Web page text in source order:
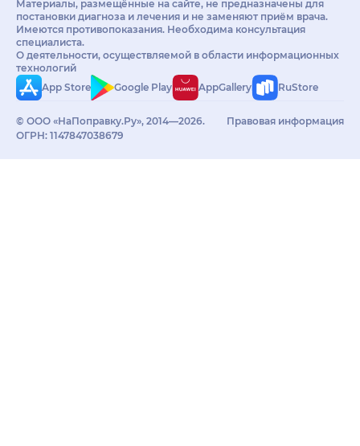
Материалы, размещённые на сайте, не предназначены для
постановки диагноза и лечения и не заменяют приём врача.
Имеются противопоказания. Необходима консультация
специалиста.
О деятельности, осуществляемой в области информационных
технологий
App Store
Google Play AppGallery RuStore
© ООО «НаПоправку.Ру», 2014—2026.
ОГРН: 1147847038679
Правовая информация